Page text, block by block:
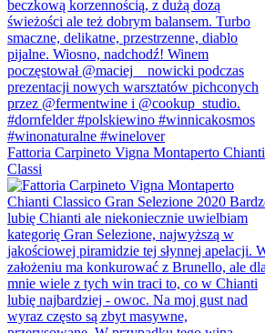
Fattoria Carpineto Vigna Montaperto Chianti
Classi